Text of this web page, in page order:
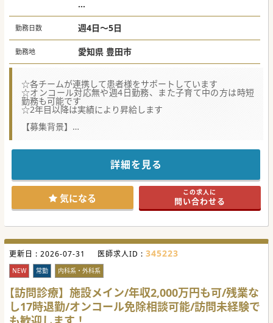
・1,200万円 常勤オンコールなし
・1,500万円 常勤オンコールあり（電話待機5
千円/回、往診手当２万/回 ）
・1,600万円 副院長（電話待機5千円/回、往
診手当2万円/回 ）
コール含）
・2,000万円+α 分院長
勤務日数 週4日～5日
勤務地 愛知県 豊田市
☆各チームが連携して患者様をサポートしています
☆オンコール対応無や週4日勤務、また子育て中の方は時短
勤務も可能です
☆2年目以降は実績により昇給します
【募集背景】
■地域からの訪問診療に対する需要と患者数の急速な増加に
■今後のさらなる分院展開に注力しているため、将来的に分
院長を担っていただける候補者も積極的に採用します。
■専門科目を問わず在宅医療を一から学びたい先生や、プラ
イマリケアに深い興味を抱く医師を幅広く歓迎します。
【やりがい】
■科目を問わず多数の開業支援実績と法人の全面的なバック
アップにより、将来の独立を目指すことが可能です。
たいという強い想いも、手厚くサポートいたします。
■2年目以降は実績に応じた昇給制度が用意されており、学
会費補助など学術活動への研究支援も充実しています。
【職場環境と雰囲気】
■週4日勤務や時短勤務に加えてオンコール無しの選択も可
能であり、多様な働き方を支援する環境です。
■看護師が車の運転を兼務して訪問に同行するほか、事務ス
タッフによる電子カルテの入力補助があります。
■各医療チームが緊密に連携して患者様を支えており、職種
を超えて良好な関係性を築ける温かい職場です。
詳細を見る
気になる この求人に
問い合わせる
更新日 : 2026-07-31 医師求人ID : 345223
NEW 常勤 内科系・外科系
【訪問診療】施設メイン/年収2,000万円も可/残業な
し17時退勤/オンコール免除相談可能/訪問未経験で